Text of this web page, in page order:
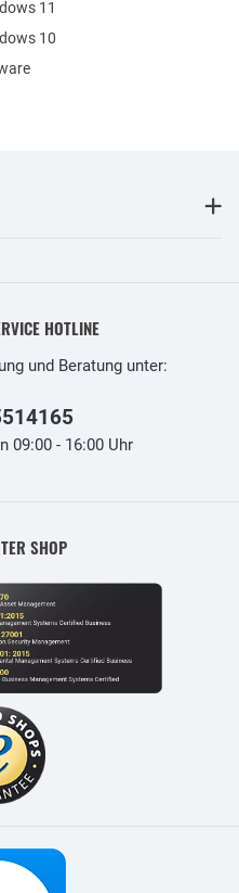
11
10
HOTLINE
und Beratung unter:
09:00 - 16:00 Uhr
SHOP